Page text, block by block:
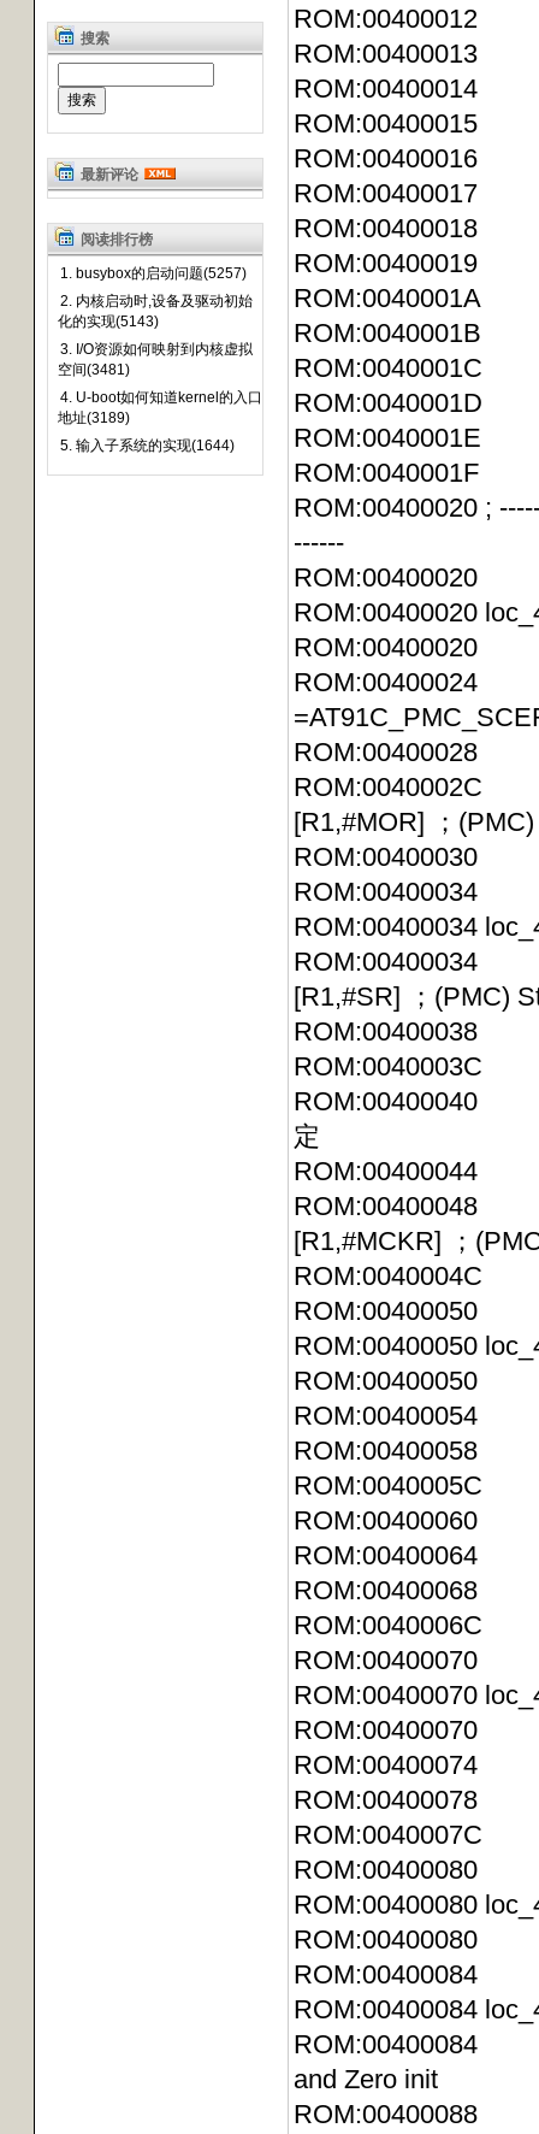
搜索
最新评论
阅读排行榜
1. busybox的启动问题(5257)
2. 内核启动时,设备及驱动初始
化的实现(5143)
3. I/O资源如何映射到内核虚拟
空间(3481)
4. U-boot如何知道kernel的入口
地址(3189)
5. 输入子系统的实现(1644)
ROM:00400020 ;
------
ROM:00400020
ROM:00400020
[R1,#MOR] ；
ROM:00400034
[R1,#SR] ；(PMC)
ROM:00400040
定
[R1,#MCKR] ；
ROM:00400050
ROM:00400050
ROM:00400060
ROM:00400064
ROM:00400070
ROM:00400070
ROM:00400080
ROM:00400084
ROM:00400084
and Zero init